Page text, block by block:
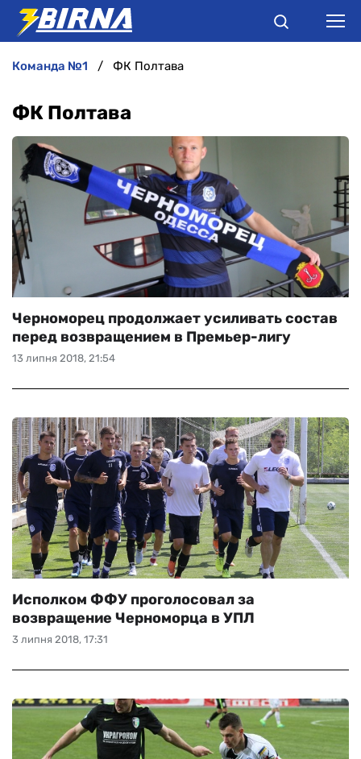
ІНТЕРВ'Ю
РІЗНЕ
БУКМЕКЕРИ
команда №1 ФК Полтава
ФК Полтава
13 липня 2018, 21:54
Черноморец продолжает усиливать состав
перед возвращением в Премьер-лигу
3 липня 2018, 17:31
Исполком ФФУ проголосовал за
возвращение Черноморца в УПЛ